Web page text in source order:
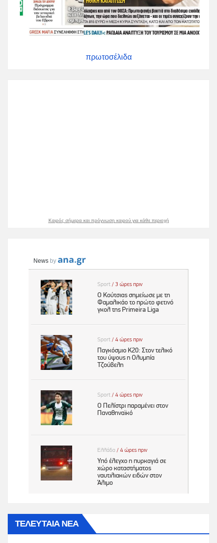
πρωτοσέλιδα
Καιρός σήμερα και πρόγνωση καιρού για κάθε περιοχή
ΤΕΛΕΥΤΑΙΑ ΝΕΑ